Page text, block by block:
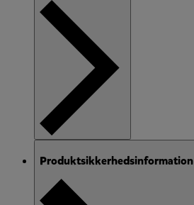
Produktsikkerhedsinformation